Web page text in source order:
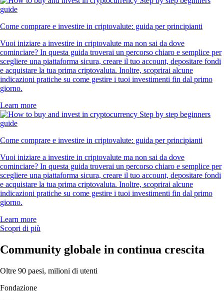
Come comprare e investire in criptovalute: guida per principianti
Vuoi iniziare a investire in criptovalute ma non sai da dove
cominciare? In questa guida troverai un percorso chiaro e semplice per
scegliere una piattaforma sicura, creare il tuo account, depositare fondi
e acquistare la tua prima criptovaluta. Inoltre, scoprirai alcune
indicazioni pratiche su come gestire i tuoi investimenti fin dal primo
giorno.
Learn more
Come comprare e investire in criptovalute: guida per principianti
Vuoi iniziare a investire in criptovalute ma non sai da dove
cominciare? In questa guida troverai un percorso chiaro e semplice per
scegliere una piattaforma sicura, creare il tuo account, depositare fondi
e acquistare la tua prima criptovaluta. Inoltre, scoprirai alcune
indicazioni pratiche su come gestire i tuoi investimenti fin dal primo
giorno.
Learn more
Scopri di più
Community globale in continua crescita
Oltre 90 paesi, milioni di utenti
Fondazione